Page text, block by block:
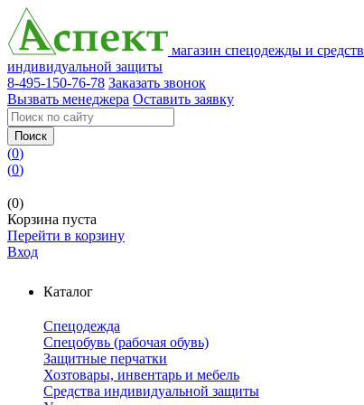
магазин спецодежды и средств
индивидуальной защиты
8-495-150-76-78 Заказать звонок
Вызвать менеджера Оставить заявку
Поиск
(0)
(0)
(0)
Корзина пуста
Перейти в корзину
Вход
Каталог
Спецодежда
Спецобувь (рабочая обувь)
Защитные перчатки
Хозтовары, инвентарь и мебель
Средства индивидуальной защиты